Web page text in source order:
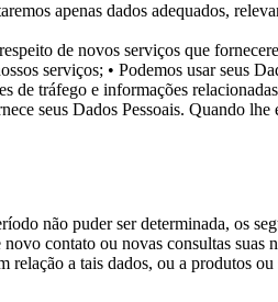
apenas dados adequados,
de novos serviços que
serviços; • Podemos usar seus
de tráfego e informações
seus Dados Pessoais. Quando
não puder ser determinada, os
contato ou novas consultas suas
relação a tais dados, ou a produtos